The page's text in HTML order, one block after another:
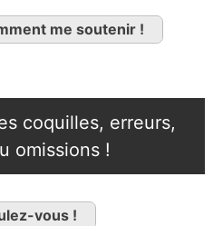
me soutenir !
coquilles, erreurs,
omissions !
vous !